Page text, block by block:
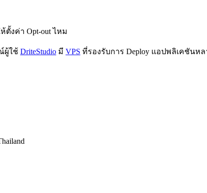
ตั้งค่า Opt-out ไหม
ผู้ใช้ DriteStudio มี VPS ที่รองรับการ Deploy แอปพลิเคชันห